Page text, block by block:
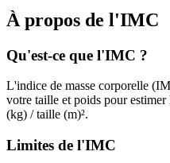
À propos de l'IMC
Qu'est-ce que l'IMC ?
L'indice de masse corporelle
votre taille et poids pour estimer
(kg) / taille (m)².
Limites de l'IMC